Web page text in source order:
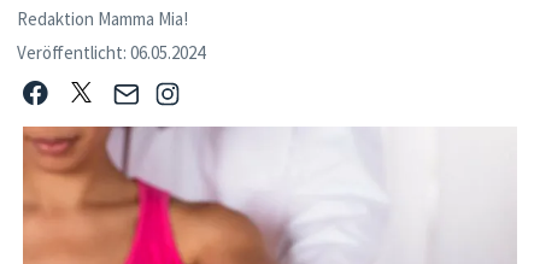
Redaktion Mamma Mia!
Veröffentlicht: 06.05.2024